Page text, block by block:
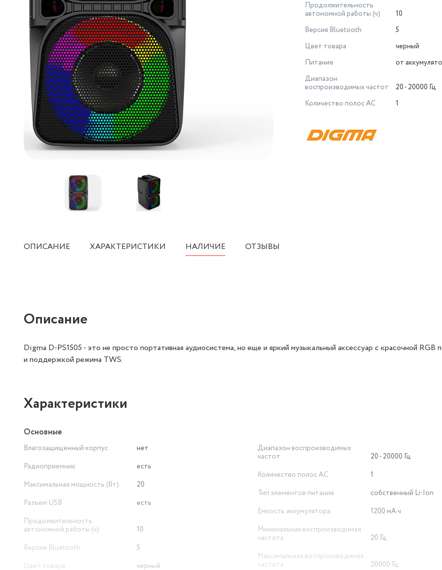
Продолжительность
автономной работы (ч)
10
Версия Bluetooth
5
Цвет товара
черный
Питание
от
Диапазон
воспроизводимых частот
20 - 20000 Гц
Количество полос AC
1
ОПИСАНИЕ ХАРАКТЕРИСТИКИ НАЛИЧИЕ ОТЗЫВЫ
Описание
Digma D-PS1505 - это не просто портативная аудиосистема, но еще и яркий музыкальный аксессуар с красочной RGB
и поддержкой режима TWS.
Характеристики
Основные
Влагозащищенный корпус
нет
Радиоприемник
есть
Максимальная мощность (Вт)
20
Разъем USB
есть
Продолжительность
автономной работы (ч)
10
Версия Bluetooth
5
Цвет товара
черный
Диапазон воспроизводимых
частот
20 - 20000 Гц
Количество полос AC
1
Тип элементов питания
собственный Li-Ion
Емкость аккумулятора
1200 мА·ч
Минимальная воспроизводимая
частота
20 Гц
Максимальная воспроизводимая
частота
20000 Гц